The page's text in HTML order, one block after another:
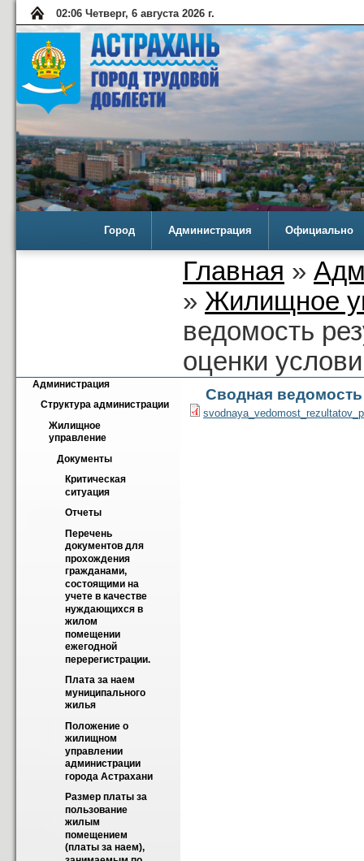
02:06 Четверг, 6 августа 2026 г.
Город Администрация Официально
Главная »
» Жилищное
ведомость
оценки
Администрация
Структура администрации
Жилищное
управление
Документы
Критическая
ситуация
Отчеты
Перечень
документов для
прохождения
гражданами,
состоящими на
учете в качестве
нуждающихся в
жилом
помещении
ежегодной
перерегистрации.
Плата за наем
муниципального
жилья
Положение о
жилищном
управлении
администрации
города Астрахани
Размер платы за
пользование
жилым
помещением
(платы за наем),
Сводная ведомость